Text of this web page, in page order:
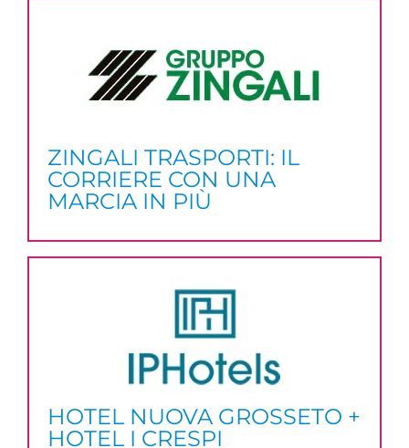
ZINGALI TRASPORTI: IL
CORRIERE CON UNA
MARCIA IN PIÙ
HOTEL NUOVA GROSSETO +
HOTEL I CRESPI